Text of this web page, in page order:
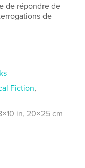
de répondre de
de
Fiction,
in, 20×25 cm